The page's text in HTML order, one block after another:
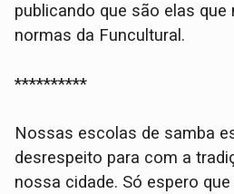
publicando que são elas
normas da Funcultural.
**********
Nossas escolas de samba
desrespeito para com a
nossa cidade. Só espero